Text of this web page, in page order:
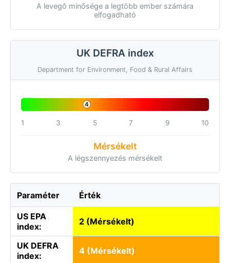
A levegő minősége a legtöbb ember számára
elfogadható
UK DEFRA index
Department for Environment, Food & Rural Affairs
4
1 3 5 7 9 10
Mérsékelt
A légszennyezés mérsékelt
Paraméter Érték
US EPA
index:
2 (Mérsékelt)
UK DEFRA
index:
4 (Mérsékelt)